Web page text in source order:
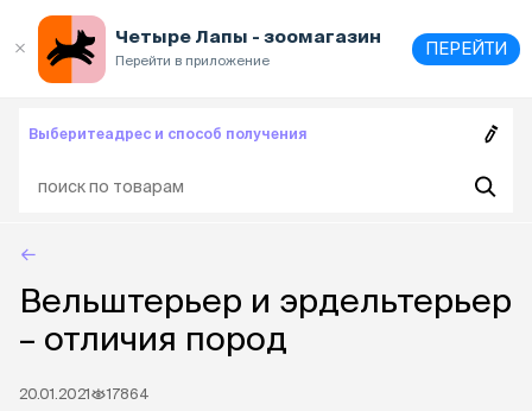
Четыре Лапы - зоомагазин
Перейти в приложение
ПЕРЕЙТИ
Выберитеадрес и способ получения
Вельштерьер и эрдельтерьер
– отличия пород
20.01.2021 17864